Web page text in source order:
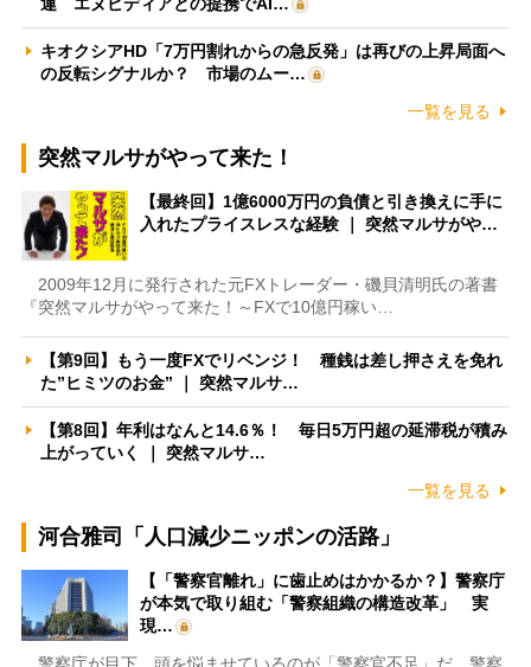
キオクシアHD「7万円割れからの急反発」は再びの上昇局面へ
の反転シグナルか？ 市場のムー…
一覧を見る
突然マルサがやって来た！
【最終回】1億6000万円の負債と引き換えに手に
入れたプライスレスな経験 ｜ 突然マルサがや…
2009年12月に発行された元FXトレーダー・磯貝清明氏の著書
『突然マルサがやって来た！～FXで10億円稼い…
【第9回】もう一度FXでリベンジ！ 種銭は差し押さえを免れ
た”ヒミツのお金” ｜ 突然マルサ…
【第8回】年利はなんと14.6％！ 毎日5万円超の延滞税が積み
上がっていく ｜ 突然マルサ…
一覧を見る
河合雅司「人口減少ニッポンの活路」
【「警察官離れ」に歯止めはかかるか？】警察庁
が本気で取り組む「警察組織の構造改革」 実
現…
警察庁が目下、頭を悩ませているのが「警察官不足」だ。警察